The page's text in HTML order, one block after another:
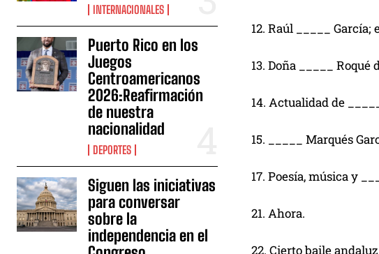
INTERNACIONALES
Puerto Rico en los
Juegos
Centroamericanos
2026:Reafirmación
de nuestra
nacionalidad
DEPORTES
Siguen las iniciativas
para conversar
sobre la
independencia en el
12. Raúl _____
13. Doña _____
14. Actualidad de
15. _____ Marqués
17. Poesía, música y
21. Ahora.
22. Cierto baile